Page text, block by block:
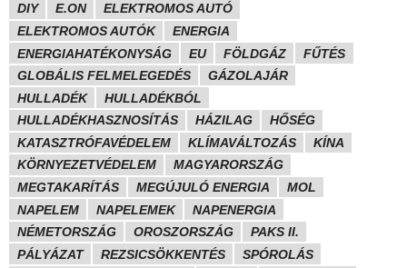
DIY
E.ON
ELEKTROMOS AUTÓ
ELEKTROMOS AUTÓK
ENERGIA
ENERGIAHATÉKONYSÁG
EU FÖLDGÁZ
FŰTÉS
GLOBÁLIS FELMELEGEDÉS
GÁZOLAJÁR
HULLADÉK
HULLADÉKBÓL
HULLADÉKHASZNOSÍTÁS
HÁZILAG
HŐSÉG
KATASZTRÓFAVÉDELEM
KLÍMAVÁLTOZÁS
KÍNA
KÖRNYEZETVÉDELEM
MAGYARORSZÁG
MEGTAKARÍTÁS
MEGÚJULÓ ENERGIA
MOL
NAPELEM
NAPELEMEK
NAPENERGIA
NÉMETORSZÁG
OROSZORSZÁG
PAKS II.
PÁLYÁZAT
REZSICSÖKKENTÉS
SPÓROLÁS